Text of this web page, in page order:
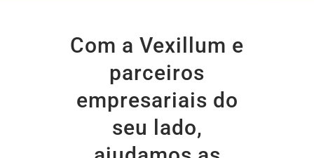
Com a Vexillum e
parceiros
empresariais do
seu lado,